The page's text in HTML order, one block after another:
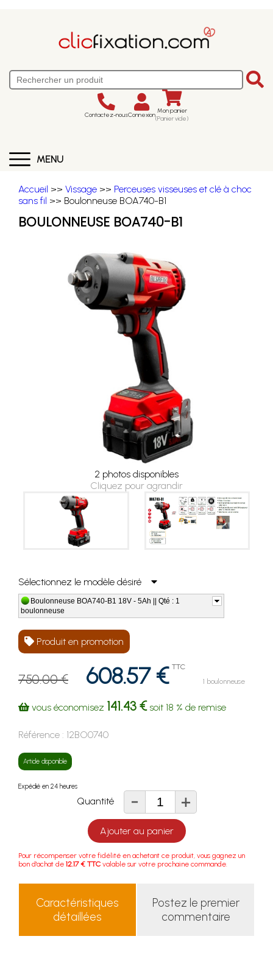
Contactez-nousConnexion Mon panier
(Panier vide)
MENU
Accueil >> Vissage >> Perceuses visseuses et clé à choc
sans fil >> Boulonneuse BOA740-B1
BOULONNEUSE BOA740-B1
2 photos disponibles
Cliquez pour agrandir
Sélectionnez le modèle désiré
Boulonneuse BOA740-B1 18V - 5Ah || Qté : 1
boulonneuse
Produit en promotion
750.00 € 608.57 € TTC
1 boulonneuse
vous économisez 141.43 €soit 18 % de remise
Référence : 12BO0740
Article disponible
Expédié en 24 heures
Quantité - +
Ajouter au panier
Pour récompenser votre fidélité en achetant ce produit, vous gagnez un
bon d'achat de 12.17 € TTC valable sur votre prochaine commande.
Caractéristiques
détaillées
Postez le premier
commentaire